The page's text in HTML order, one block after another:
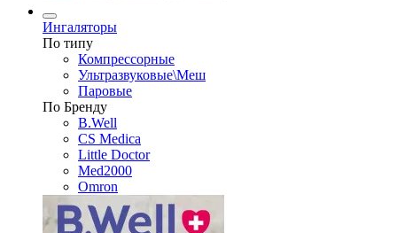
Ингаляторы
По типу
Компрессорные
Ультразвуковые\Меш
Паровые
По Бренду
B.Well
CS Medica
Little Doctor
Med2000
Omron